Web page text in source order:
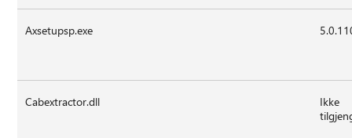
Axsetupsp.exe
Cabextractor.dll
Ikke